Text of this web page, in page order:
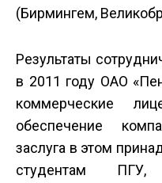
(Бирмингем,
Результаты
в 2011 году ОАО
коммерческие
обеспечение
заслуга в этом
студентам ПГУ,